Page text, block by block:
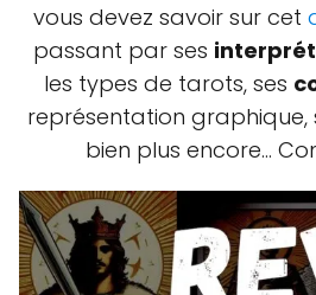
vous devez savoir sur cet
passant par ses
les types de tarots, ses
représentation graphique,
bien plus encore…